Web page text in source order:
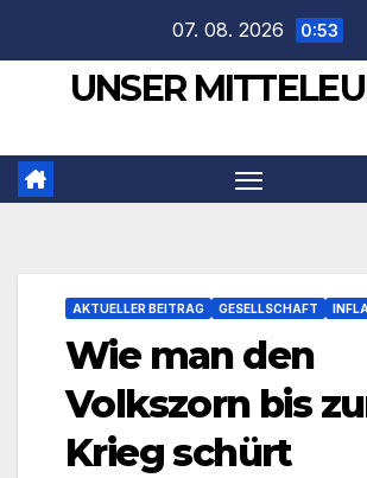
springen
07. 08. 2026 0:53
UNSER
AKTUELLER BEITRAG GESELLSCHAFT
Wie man den
Volkszorn bis
Krieg schürt